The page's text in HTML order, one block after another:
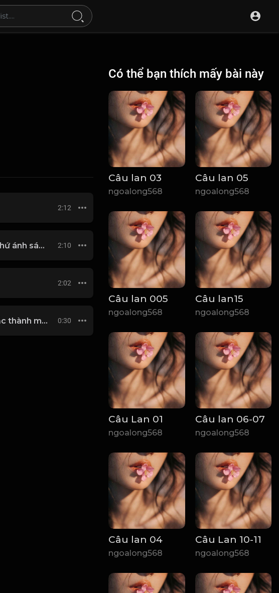
2:12
Ánh Sáng hào quang của tiền tài danh lợi, quả là thứ ánh sáng coa sức hút ma mị! & Đạo 2:10
2:02
Ăn chay chưa chắc thành Phật… ăn mặn chưa chắc thành ma hướng 0:30
Có thể bạn thích mấy bài này
Câu lan 03
ngoalong568
Câu lan 05
ngoalong568
Câu lan 005
ngoalong568
Câu lan15
ngoalong568
Câu Lan 01
ngoalong568
Câu lan 06-07
ngoalong568
Câu lan 04
ngoalong568
Câu Lan 10-11
ngoalong568